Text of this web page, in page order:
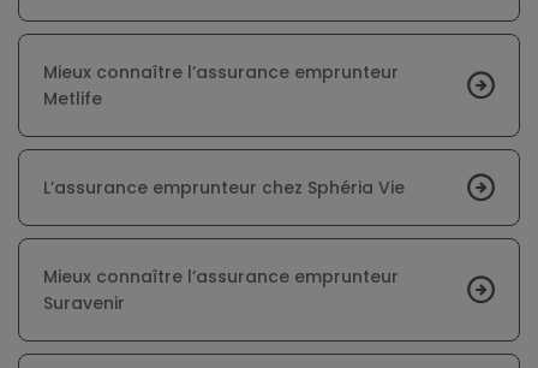
Mieux connaître l’assurance emprunteur
Metlife
L’assurance emprunteur chez Sphéria Vie
Mieux connaître l’assurance emprunteur
Suravenir